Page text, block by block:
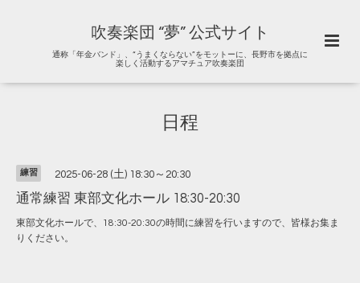
吹奏楽団 “夢” 公式サイト
通称「年金バンド」、“うまくならない”をモットーに、長野市を拠点に
楽しく活動するアマチュア吹奏楽団
日程
練習 2025-06-28 (土) 18:30～20:30
通常練習 東部文化ホール 18:30-20:30
東部文化ホールで、18:30-20:30の時間に練習を行いますので、皆様お集ま
りください。